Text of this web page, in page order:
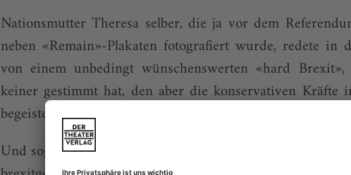
Nationsmutter Theresa selber, die ja vor dem
neben «Remain»-Plakaten fotografiert wurde, redete in
von einem unbedingt wünschenswerten «hard
keiner gestimmt hat, den aber die konservativen Kräfte
begeistert beklatschen.
Und sogar bei der eigentlich schwer auf Balance